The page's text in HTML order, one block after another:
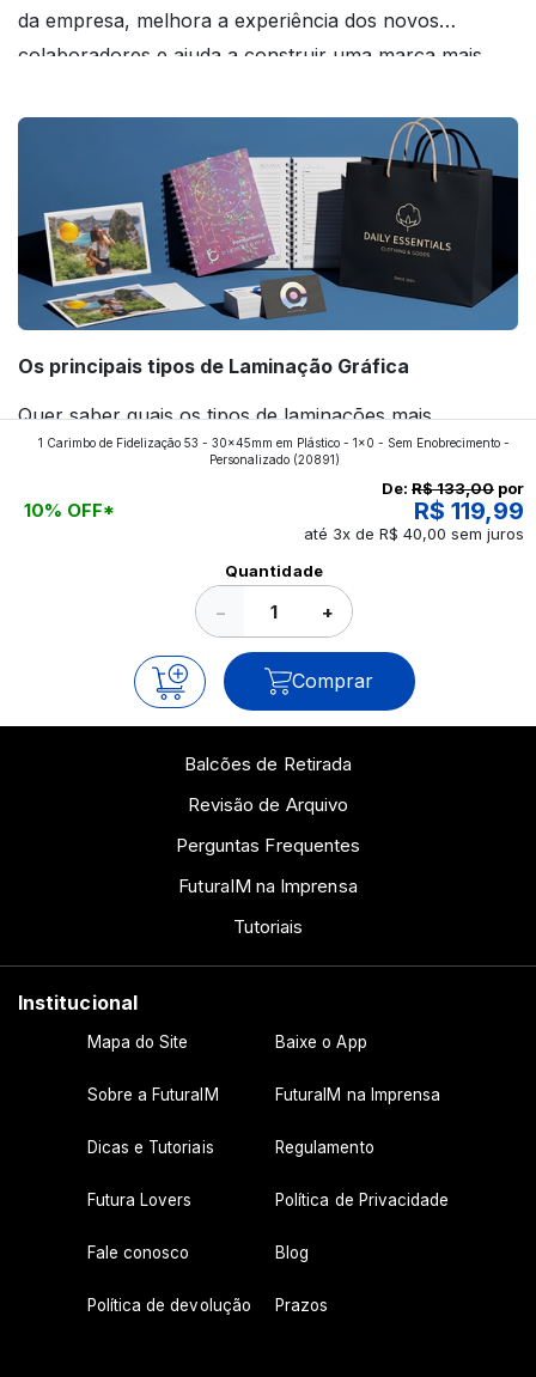
da empresa, melhora a experiência dos novos
colaboradores e ajuda a construir uma marca mais
Os principais tipos de Laminação Gráfica
Quer saber quais os tipos de laminações mais
aplicados nos impressos da gráfica FuturaIM? Então,
continue a leitura que vamos revelar para você!
1 Carimbo de Fidelização 53 - 30x45mm em Plástico - 1x0 - Sem Enobrecimento -
Personalizado(20891)
10% OFF*
De: R$ 133,00 por
R$ 119,99
até 3x de R$ 40,00 sem juros
Quantidade
− +
Comprar
Balcões de Retirada
Revisão de Arquivo
Perguntas Frequentes
FuturaIM na Imprensa
Tutoriais
Institucional
Mapa do Site Baixe o App
Sobre a FuturaIM FuturaIM na Imprensa
Dicas e Tutoriais Regulamento
Futura Lovers Política de Privacidade
Fale conosco Blog
Política de devolução Prazos